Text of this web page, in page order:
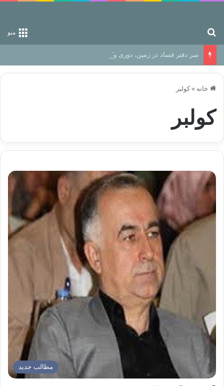
منو
سر دفتر فساد در زمین‌، دوری وکناره‌گیری از راه خداست‌!
خانه » کولبر
کولبر
مطالب جدید